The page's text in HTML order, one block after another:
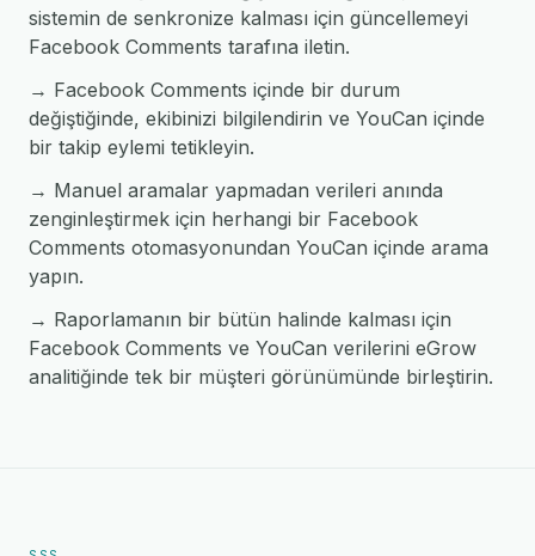
sistemin de senkronize kalması için güncellemeyi
Facebook Comments tarafına iletin.
→ Facebook Comments içinde bir durum
değiştiğinde, ekibinizi bilgilendirin ve YouCan içinde
bir takip eylemi tetikleyin.
→ Manuel aramalar yapmadan verileri anında
zenginleştirmek için herhangi bir Facebook
Comments otomasyonundan YouCan içinde arama
yapın.
→ Raporlamanın bir bütün halinde kalması için
Facebook Comments ve YouCan verilerini eGrow
analitiğinde tek bir müşteri görünümünde birleştirin.